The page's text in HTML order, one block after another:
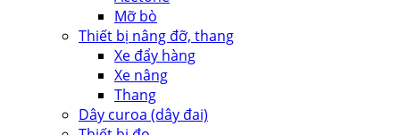
Mỡ bò
Thiết bị nâng đỡ, thang
Xe đẩy hàng
Xe nâng
Thang
Dây curoa (dây đai)